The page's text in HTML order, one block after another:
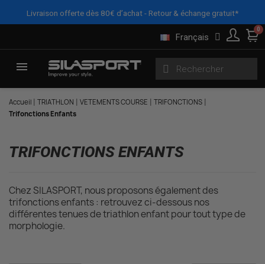
Livraison offerte dès 80€ d’achat - Retour & échange gratuit*
Français
Accueil TRIATHLON VETEMENTS COURSE
TRIFONCTIONS
Trifonctions Enfants
FILTRES X
TRIFONCTIONS ENFANTS
Chez SILASPORT, nous proposons également des
trifonctions enfants : retrouvez ci-dessous nos
différentes tenues de triathlon enfant pour tout type de
morphologie.